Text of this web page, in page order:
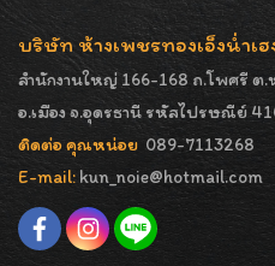
บริษัท ห้างเพชรทองเอ็งน่ำเฮ
สำนักงานใหญ่ 166-168 ถ.โพศรี ต.
อ.เมือง จ.อุดรธานี รหัสไปรษณีย์
ติดต่อ คุณหน่อย 089-7113268
E-mail: kun_noie@hotmail.com